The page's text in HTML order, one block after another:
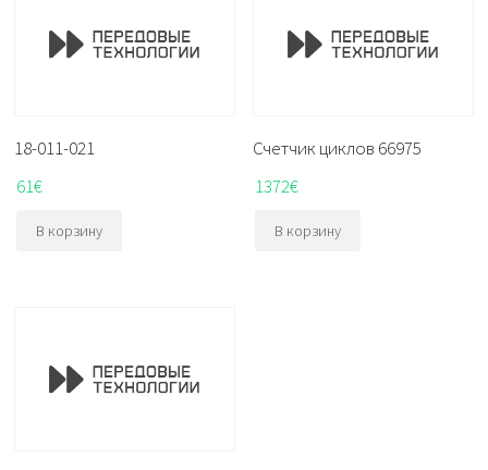
18-011-021
61€
В корзину
Счетчик циклов 66975
1372€
В корзину